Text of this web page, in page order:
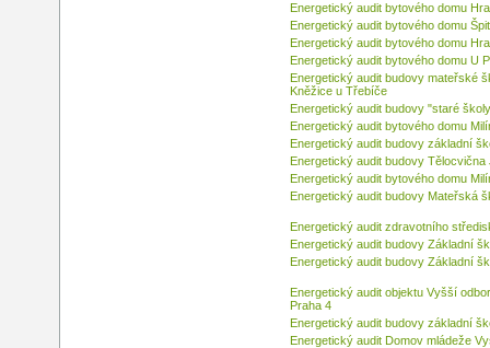
Energetický audit bytového domu
Energetický audit bytového domu
Energetický audit bytového domu
Energetický audit bytového domu U
Energetický audit budovy mateřské
Kněžice u Třebíče
Energetický audit budovy "staré
Energetický audit bytového domu
Energetický audit budovy základní
Energetický audit budovy Tělocvična
Energetický audit bytového domu
Energetický audit budovy Mateřská
Energetický audit zdravotního
Energetický audit budovy Základní
Energetický audit budovy Základní
Energetický audit objektu Vyšší
Praha 4
Energetický audit budovy základní
Energetický audit Domov mládeže